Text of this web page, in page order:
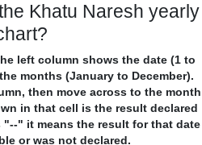
Khatu Naresh yearly
left column shows the date (1 to
months (January to December).
then move across to the month
in that cell is the result declared
" it means the result for that date
or was not declared.